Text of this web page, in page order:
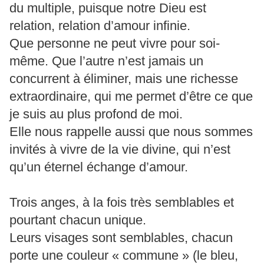
du multiple, puisque notre Dieu est
relation, relation d’amour infinie.
Que personne ne peut vivre pour soi-
même. Que l’autre n’est jamais un
concurrent à éliminer, mais une richesse
extraordinaire, qui me permet d’être ce que
je suis au plus profond de moi.
Elle nous rappelle aussi que nous sommes
invités à vivre de la vie divine, qui n’est
qu’un éternel échange d’amour.
Trois anges, à la fois très semblables et
pourtant chacun unique.
Leurs visages sont semblables, chacun
porte une couleur « commune » (le bleu,